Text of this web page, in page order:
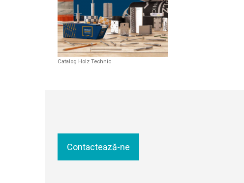
Catalog Holz Technic
Contactează-ne